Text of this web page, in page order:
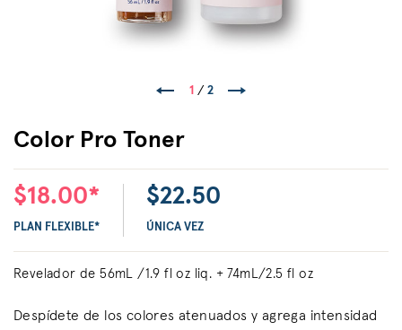
1 / 2
Color Pro Toner
$18.00*
PLAN FLEXIBLE*
$22.50
ÚNICA VEZ
Revelador de 56mL /1.9 fl oz liq. + 74mL/2.5 fl oz
Despídete de los colores atenuados y agrega intensidad